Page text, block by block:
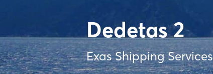
Dedetas 2
Exas Shipping Services